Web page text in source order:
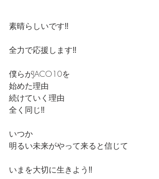
素晴らしいです‼️
全力で応援します‼️
僕らがJACO10を
始めた理由
続けていく理由
全く同じ‼️
いつか
明るい未来がやって来ると信じて
いまを大切に生きよう‼️